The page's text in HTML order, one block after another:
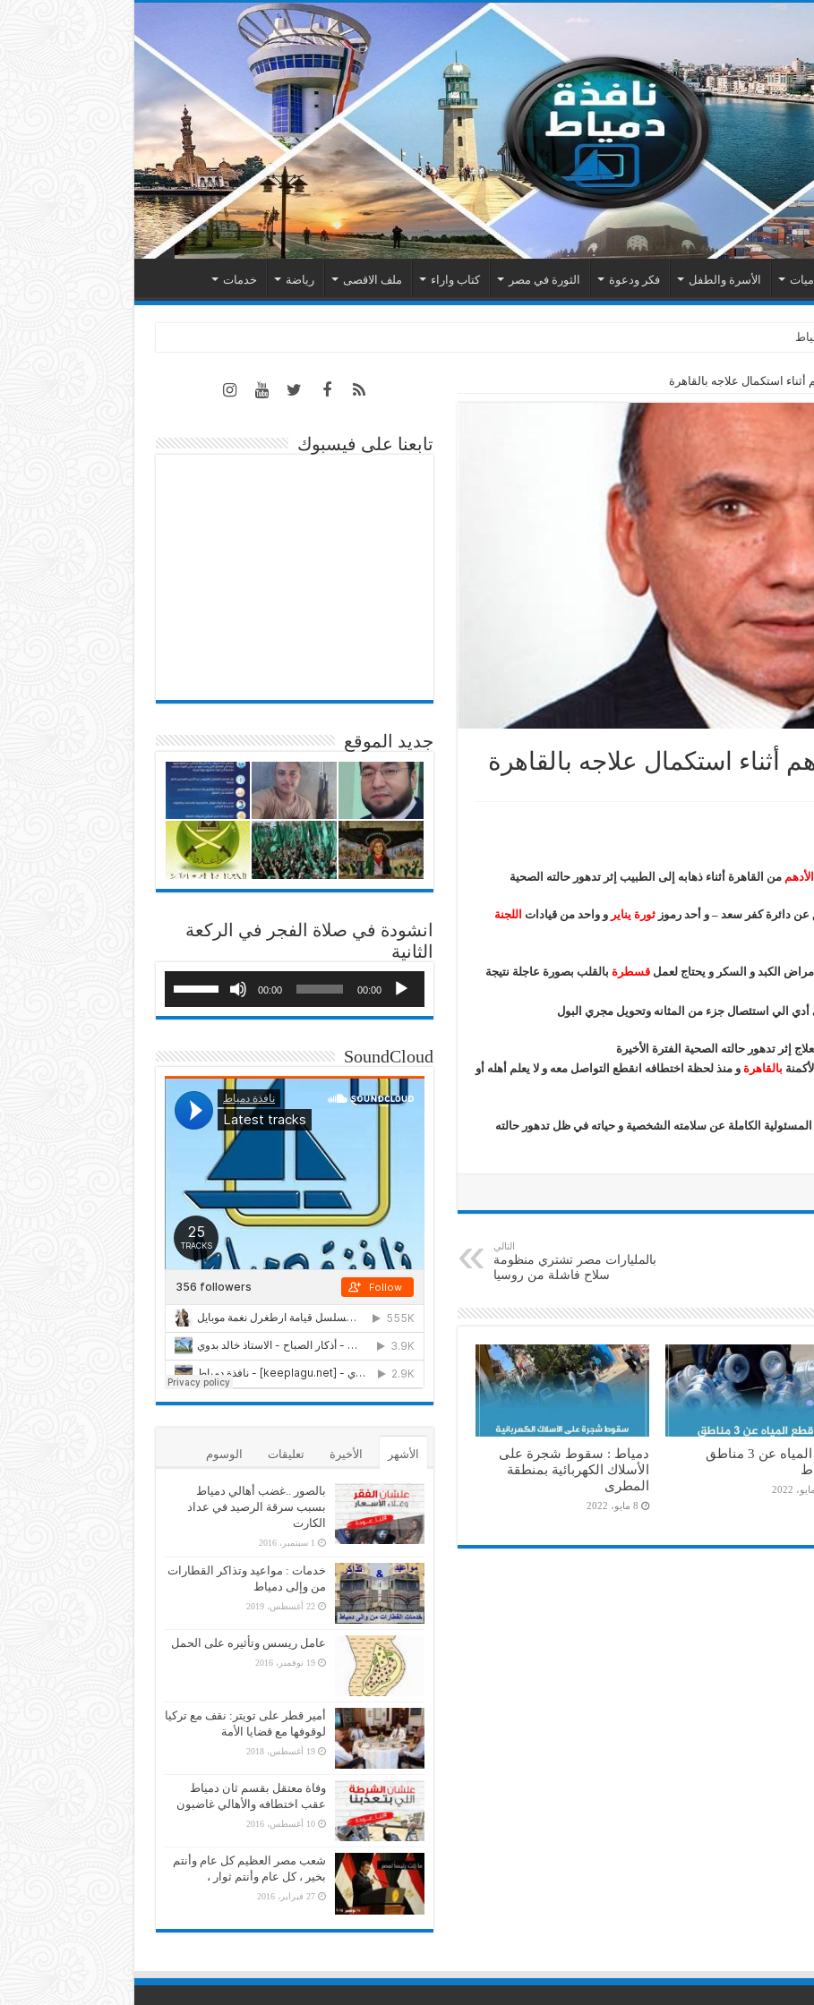
الأسرة والطفل فكر ودعوة الثورة في مصر كتاب واراء ملف الاقصى رياضة خدمات
استكمال علاجه بالقاهرة
أثناء استكمال علاجه بالقاهرة
من القاهرة أثناء ذهابه إلى الطبيب إثر تدهور حالته الصحية
عن دائرة كفر سعد – و أحد رموز ثورة يناير و واحد من قيادات اللجنة
الكبد و السكر و يحتاج لعملقسطرة بالقلب بصورة عاجلة نتيجة
أدي الي استئصال جزء من المثانه وتحويل مجري البول
إثر تدهور حالته الصحية الفترة الأخيرة
بالقاهرة و منذ لحظة اختطافه انقطع التواصل معه و لا يعلم أهله أو
الكاملة عن سلامته الشخصية و حياته في ظل تدهور حالته
التالي
بالمليارات مصر تشتري منظومة
سلاح فاشلة من روسيا
قطع المياه عن 3 مناطق
دمياط : سقوط شجرة على
الأسلاك الكهربائية بمنطقة
المطرى
8 مايو، 2022
تابعنا على فيسبوك
جديد الموقع
انشودة في صلاة الفجر في الركعة
الثانية
00:00
00:00
SoundCloud
الأشهر الأخيرة تعليقات الوسوم
بالصور ..غضب أهالي دمياط
بسبب سرقة الرصيد في عداد
الكارت
1 سبتمبر، 2016
خدمات : مواعيد وتذاكر القطارات
من وإلى دمياط
22 أغسطس، 2019
عامل ريسس وتأثيره على الحمل
19 نوفمبر، 2016
أمير قطر على تويتر: نقف مع تركيا
لوقوفها مع قضايا الأمة
19 أغسطس، 2018
وفاة معتقل بقسم ثان دمياط
عقب اختطافه والأهالي غاضبون
10 أغسطس، 2016
شعب مصر العظيم كل عام وأنتم
بخير ، كل عام وأنتم ثوار ،
27 فبراير، 2016